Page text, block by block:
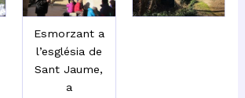
Esmorzant a
l’església de
Sant Jaume,
a